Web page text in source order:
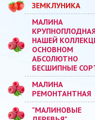
ЗЕМКЛУНИКА
МАЛИНА
НАШЕЙ
ОСНОВНОМ
АБСОЛЮТНО
БЕСШИПНЫЕ
МАЛИНА
РЕМОНТАНТНАЯ
"МАЛИНОВЫЕ